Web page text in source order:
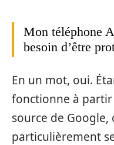
Mon téléphone
besoin d’être
En un mot, oui.
fonctionne à
source de Google,
particulièrement